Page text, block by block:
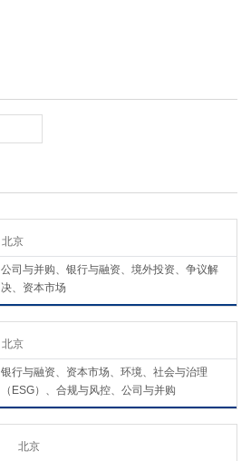
北京
公司与并购、银行与融资、境外投资、争议解
决、资本市场
北京
银行与融资、资本市场、环境、社会与治理
（ESG）、合规与风控、公司与并购
北京